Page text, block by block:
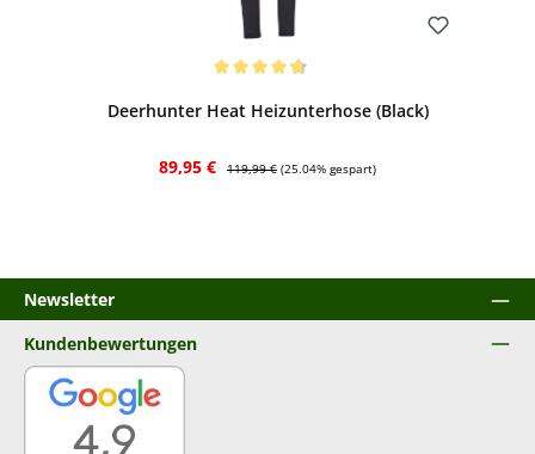
Deerhunter Heat Heizunterhose (Black)
Verkaufspreis:
89,95 € Regulärer Preis:
119,99 € (25.04% gespart)
Newsletter
Kundenbewertungen